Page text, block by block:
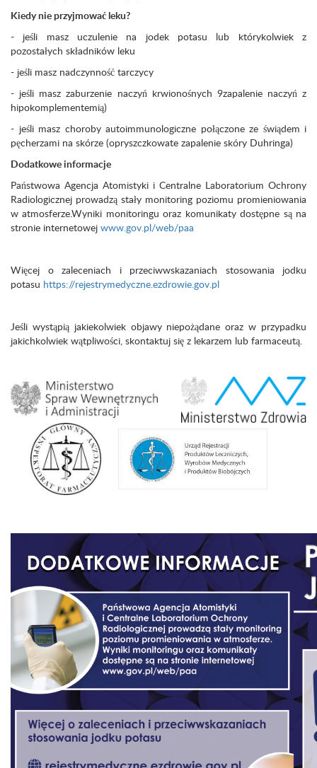
Kiedy nie przyjmować leku?
- jeśli masz uczulenie na jodek potasu lub którykolwiek z
pozostałych składników leku
- jeśli masz nadczynność tarczycy
- jeśli masz zaburzenie naczyń krwionośnych 9zapalenie naczyń z
hipokomplementemią)
- jeśli masz choroby autoimmunologiczne połączone ze świądem i
pęcherzami na skórze (opryszczkowate zapalenie skóry Duhringa)
Dodatkowe informacje
Państwowa Agencja Atomistyki i Centralne Laboratorium Ochrony
Radiologicznej prowadzą stały monitoring poziomu promieniowania
w atmosferze.Wyniki monitoringu oraz komunikaty dostępne są na
stronie internetowej www.gov.pl/web/paa
Więcej o zaleceniach i przeciwwskazaniach stosowania jodku
potasu https://rejestrymedyczne.ezdrowie.gov.pl
Jeśli wystąpią jakiekolwiek objawy niepożądane oraz w przypadku
jakichkolwiek wątpliwości, skontaktuj się z lekarzem lub farmaceutą.